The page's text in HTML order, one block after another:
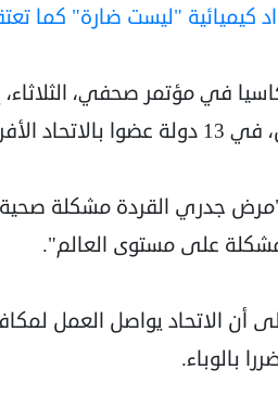
حتى 26 أغسطس/ آب الماضي.
جدري القردة مشكلة صحية
على مستوى العالم".
أن الاتحاد يواصل العمل
بالوباء.